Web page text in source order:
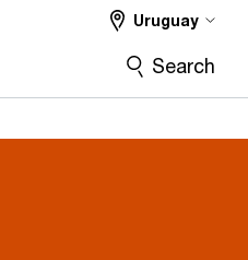
Uruguay
Search